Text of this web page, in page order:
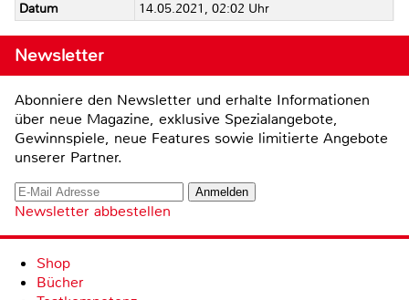
Datum
14.05.2021, 02:02 Uhr
Newsletter
Abonniere den Newsletter und erhalte Informationen
über neue Magazine, exklusive Spezialangebote,
Gewinnspiele, neue Features sowie limitierte Angebote
unserer Partner.
Newsletter abbestellen
Shop
Bücher